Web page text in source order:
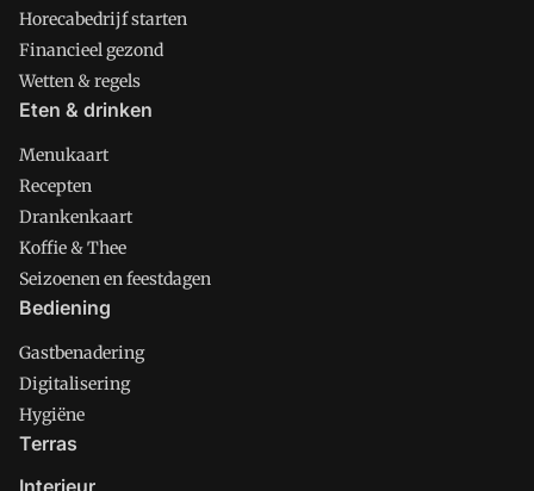
Horecabedrijf starten
Financieel gezond
Wetten & regels
Eten & drinken
Menukaart
Recepten
Drankenkaart
Koffie & Thee
Seizoenen en feestdagen
Bediening
Gastbenadering
Digitalisering
Hygiëne
Terras
Interieur